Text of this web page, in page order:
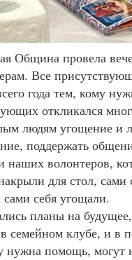
Община провела
Все
года тем, кому
откликался
людям угощение и
поддержать
наших волонтеров,
для стол, сами
себя угощали.
планы на
клубе, и в
нужна помощь, могут